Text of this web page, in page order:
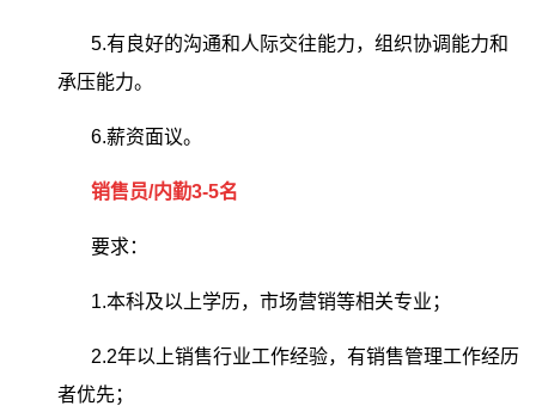
5.有良好的沟通和人际交往能力，组织协调能力和
承压能力。
6.薪资面议。
销售员/内勤3-5名
要求：
1.本科及以上学历，市场营销等相关专业；
2.2年以上销售行业工作经验，有销售管理工作经历
者优先；